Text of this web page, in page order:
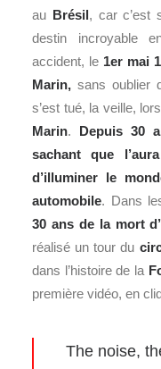
au Brésil, car c’est
destin incroyable
accident, le 1er mai
Marin, sans oublier
s’est tué, la veille,
Marin. Depuis 30
sachant que
d’illuminer le
automobile. Dans
30 ans de la mort
réalisé un tour du
dans l’histoire de la
première vidéo, en
The noise,